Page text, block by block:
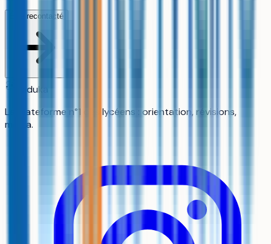
Être recontacté
aiduka
La plateforme n°1 des lycéens : orientation, révisions,
média.